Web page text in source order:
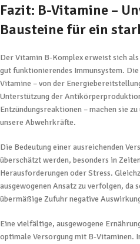
Fazit: B-Vitamine –
Bausteine für ein
Der Vitamin B-Komplex erweist sich
gut funktionierendes Immunsystem.
Vitamine – von der
Unterstützung der
Entzündungsreaktionen – machen sie
unsere Abwehrkräfte.
Die Bedeutung einer ausreichenden
überschätzt werden, besonders in
Herausforderungen oder Stress.
ausgewogenen Ansatz zu verfolgen, da
übermäßige Zufuhr negative
Eine vielfältige, ausgewogene
optimale Versorgung mit B-Vitaminen.